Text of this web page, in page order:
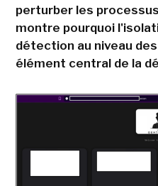
perturber les
montre pourquoi
détection au niveau
élément central de la